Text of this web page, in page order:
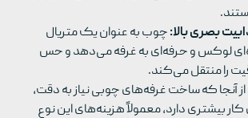
بصری بالا:چوب به عنوان یک متریال
لوکس و حرفه‌ای به غرفه می‌دهد و حس
را منتقل می‌کند.
از آنجا که ساخت غرفه‌های چوبی نیاز به دقت،
بیشتری دارد، معمولاً هزینه‌های این نوع